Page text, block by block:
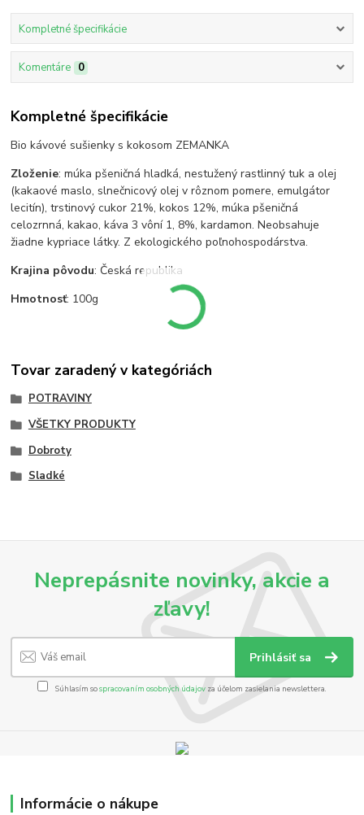
Kompletné špecifikácie
Komentáre 0
Kompletné špecifikácie
Bio kávové sušienky s kokosom ZEMANKA
Zloženie: múka pšeničná hladká, nestužený rastlinný tuk a olej
(kakaové maslo, slnečnicový olej v rôznom pomere, emulgátor
lecitín), trstinový cukor 21%, kokos 12%, múka pšeničná
celozrnná, kakao, káva 3 vôní 1, 8%, kardamon. Neobsahuje
žiadne kypriace látky. Z ekologického poľnohospodárstva.
Krajina pôvodu: Česká republika
Hmotnosť: 100g
Tovar zaradený v kategóriách
POTRAVINY
VŠETKY PRODUKTY
Dobroty
Sladké
Neprepásnite novinky, akcie a
zľavy!
Prihlásiť sa
Súhlasím sospracovaním osobných údajov za účelom zasielania newslettera.
Informácie o nákupe